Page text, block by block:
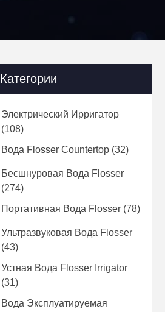
Категории
Электрический Ирригатор
(108)
Вода Flosser Countertop (32)
Бесшнуровая Вода Flosser
(274)
Портативная Вода Flosser (78)
Ультразвуковая Вода Flosser
(43)
Устная Вода Flosser Irrigator
(31)
Вода Эксплуатируемая